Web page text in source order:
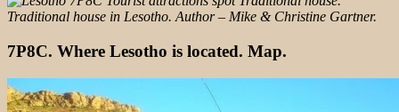
Traditional house in Lesotho. Author – Mike & Christine Gartner.
7P8C. Where Lesotho is located. Map.